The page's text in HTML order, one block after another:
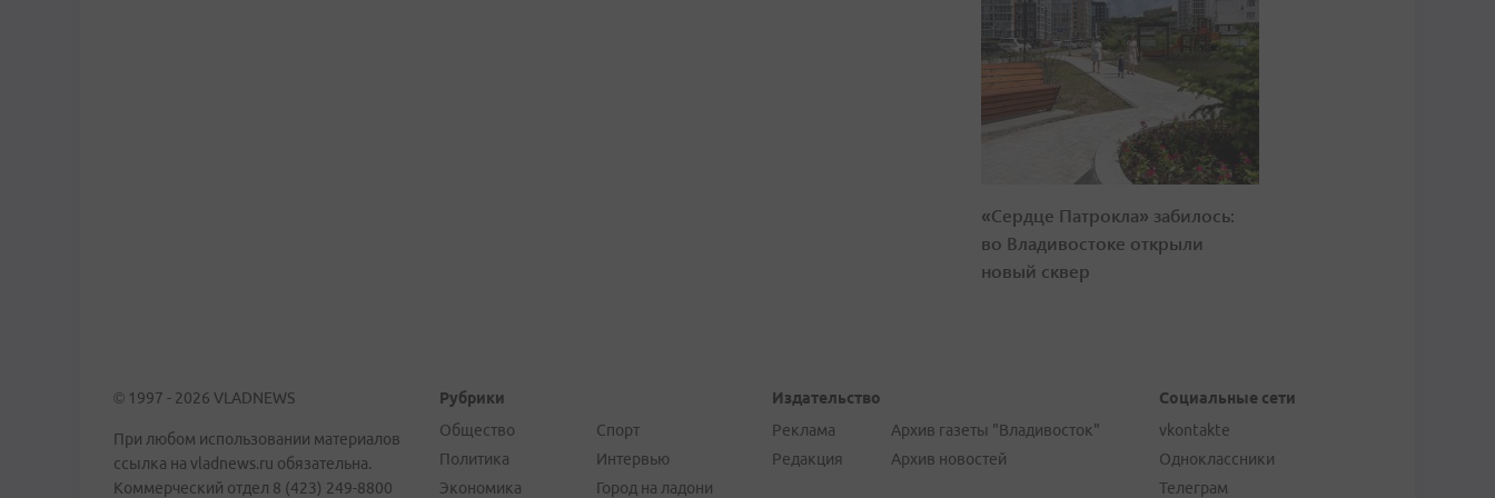
«Сердце Патрокла» забилось:
во Владивостоке открыли
новый сквер
© 1997 - 2026 VLADNEWS
При любом использовании материалов
ссылка на vladnews.ru обязательна.
Коммерческий отдел 8 (423) 249-8800
Рубрики
Общество
Политика
Экономика
Спорт
Интервью
Город на ладони
Издательство
Реклама
Редакция
Архив газеты "Владивосток"
Архив новостей
Социальные сети
vkontakte
Одноклассники
Телеграм